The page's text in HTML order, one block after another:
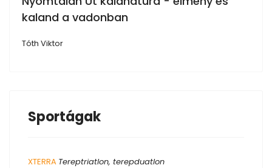
kaland a vadonban
Tóth Viktor
Sportágak
XTERRA Tereptriatlon, terepduatlon